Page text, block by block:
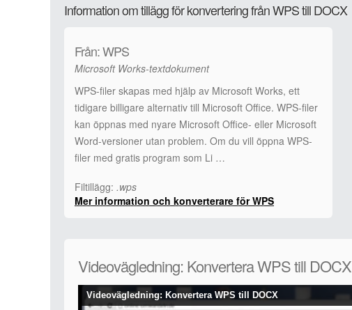
Information om tillägg för konvertering från WPS till DOCX
Från: WPS
Microsoft Works-textdokument
WPS-filer skapas med hjälp av Microsoft Works, ett
tidigare billigare alternativ till Microsoft Office. WPS-filer
kan öppnas med nyare Microsoft Office- eller Microsoft
Word-versioner utan problem. Om du vill öppna WPS-
filer med gratis program som Li …
Filtillägg: .wps
Mer information och konverterare för WPS
Videovägledning: Konvertera WPS till DOCX
Videovägledning: Konvertera WPS till DOCX